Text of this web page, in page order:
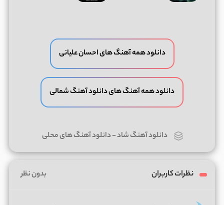
دانلود همه آهنگ های احسان علیانی
دانلود همه آهنگ های دانلود آهنگ شمالی
دانلود آهنگ شاد-دانلود آهنگ های محلی
نظرات کاربران بدون نظر